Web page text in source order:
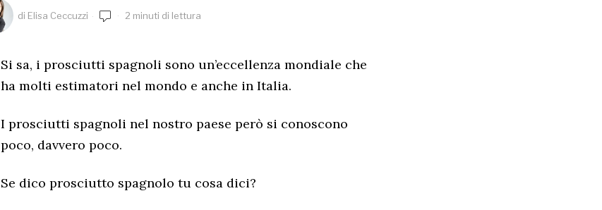
di Elisa Ceccuzzi 2 minuti di lettura
Si sa, i prosciutti spagnoli sono un’eccellenza mondiale che
ha molti estimatori nel mondo e anche in Italia.
I prosciutti spagnoli nel nostro paese però si conoscono
poco, davvero poco.
Se dico prosciutto spagnolo tu cosa dici?